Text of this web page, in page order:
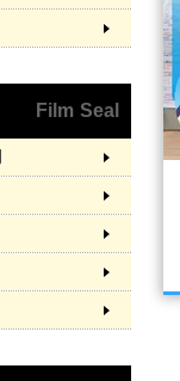
Film Seal